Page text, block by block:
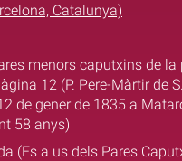
Catalunya)
menors caputxins de la
12 (P. Pere-Màrtir de
de gener de 1835 a
58 anys)
(Es a us dels Pares